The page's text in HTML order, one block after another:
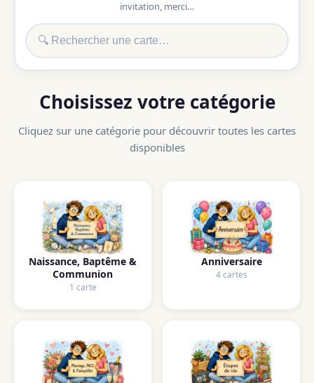
invitation, merci…
Choisissez votre catégorie
Cliquez sur une catégorie pour découvrir toutes les cartes
disponibles
Naissance, Baptême &
Communion
1 carte
Anniversaire
4 cartes